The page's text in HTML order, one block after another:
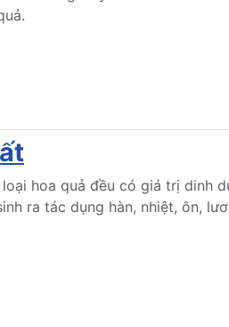
hoa quả đều có giá trị dinh
ra tác dụng hàn, nhiệt, ôn,